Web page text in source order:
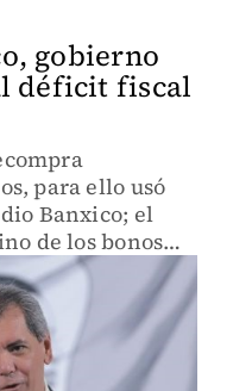
gobierno
déficit fiscal
para ello usó
Banxico; el
de los bonos